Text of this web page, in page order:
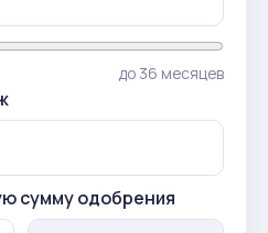
до 36 месяцев
сумму одобрения